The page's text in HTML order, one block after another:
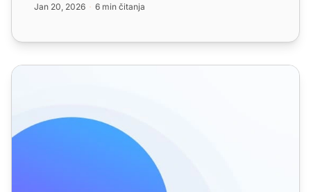
Jan 20, 2026 6 min čitanja
Značajke preusmjeravanja e-pošte